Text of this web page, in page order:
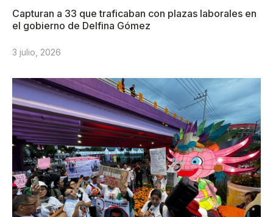
Capturan a 33 que traficaban con plazas laborales en
el gobierno de Delfina Gómez
3 julio, 2026